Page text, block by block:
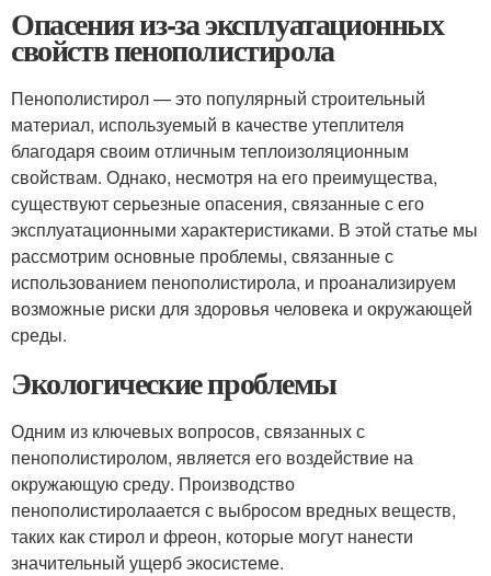
Опасения из-за эксплуатационных
свойств пенополистирола
Пенополистирол — это популярный строительный
материал, используемый в качестве утеплителя
благодаря своим отличным теплоизоляционным
свойствам. Однако, несмотря на его преимущества,
существуют серьезные опасения, связанные с его
эксплуатационными характеристиками. В этой статье мы
рассмотрим основные проблемы, связанные с
использованием пенополистирола, и проанализируем
возможные риски для здоровья человека и окружающей
среды.
Экологические проблемы
Одним из ключевых вопросов, связанных с
пенополистиролом, является его воздействие на
окружающую среду. Производство
пенополистиролаается с выбросом вредных веществ,
таких как стирол и фреон, которые могут нанести
значительный ущерб экосистеме.